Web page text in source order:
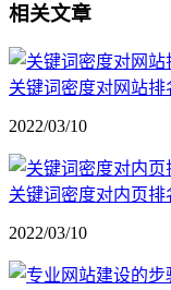
相关文章
关键词密度对网站排
2022/03/10
关键词密度对内页排
2022/03/10